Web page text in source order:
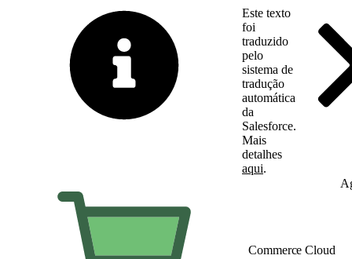
Este texto
foi
traduzido
pelo
sistema de
tradução
automática
da
Salesforce.
Mais
detalhes
aqui.
Commerce Cloud